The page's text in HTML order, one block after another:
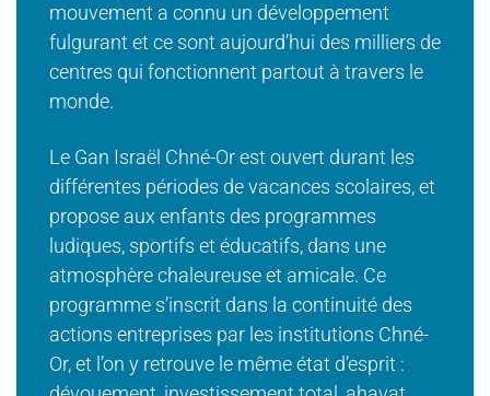
mouvement a connu un développement
fulgurant et ce sont aujourd’hui des milliers de
centres qui fonctionnent partout à travers le
monde.
Le Gan Israël Chné-Or est ouvert durant les
différentes périodes de vacances scolaires, et
propose aux enfants des programmes
ludiques, sportifs et éducatifs, dans une
atmosphère chaleureuse et amicale. Ce
programme s’inscrit dans la continuité des
actions entreprises par les institutions Chné-
Or, et l’on y retrouve le même état d’esprit :